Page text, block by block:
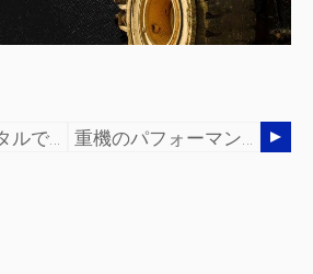
短期機器レンタルで季節プロジェクトの成功を最大化 重機のパフォーマンスを最大化する:安全性、効率性、寿命に関する実証済みのヒント